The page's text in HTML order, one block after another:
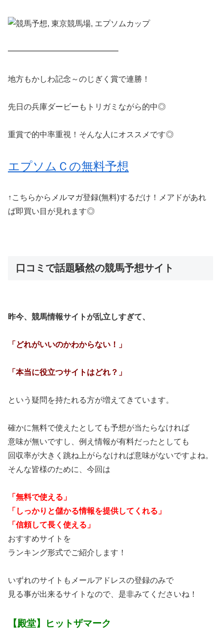
━━━━━━━━━━━━━━
地方もかしわ記念～のじぎく賞で連勝！
先日の兵庫ダービーもトリガミながら的中◎
重賞で的中率重視！そんな人にオススメです◎
エプソムＣの無料予想
↑こちらからメルマガ登録(無料)するだけ！メアドがあれ
ば即買い目が見れます◎
口コミで話題騒然の競馬予想サイト
昨今、競馬情報サイトが乱立しすぎて、
「どれがいいのかわからない！」
「本当に役立つサイトはどれ？」
という疑問を持たれる方が増えてきています。
確かに無料で使えたとしても予想が当たらなければ
意味が無いですし、例え情報が有料だったとしても
回収率が大きく跳ね上がらなければ意味がないですよね。
そんな皆様のために、今回は
「無料で使える」
「しっかりと儲かる情報を提供してくれる」
「信頼して長く使える」
おすすめサイトを
ランキング形式でご紹介します！
いずれのサイトもメールアドレスの登録のみで
見る事が出来るサイトなので、是非みてくださいね！
【殿堂】ヒットザマーク